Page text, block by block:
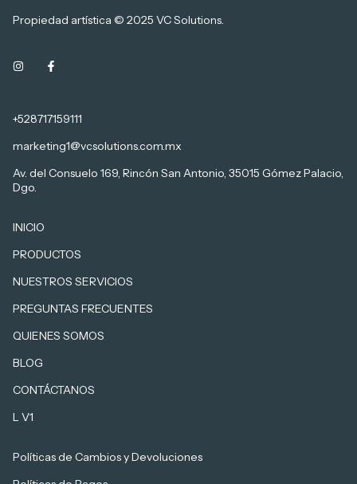
Propiedad artística © 2025 VC Solutions.
+528717159111
marketing1@vcsolutions.com.mx
Av. del Consuelo 169, Rincón San Antonio, 35015 Gómez Palacio,
Dgo.
INICIO
PRODUCTOS
NUESTROS SERVICIOS
PREGUNTAS FRECUENTES
QUIENES SOMOS
BLOG
CONTÁCTANOS
L V1
Políticas de Cambios y Devoluciones